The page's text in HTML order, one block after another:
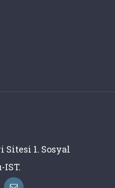
Sitesi 1. Sosyal
IST.